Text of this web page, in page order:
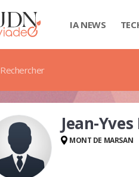
IA NEWS
Rechercher
Jean-Yves
MONT DE MARSAN